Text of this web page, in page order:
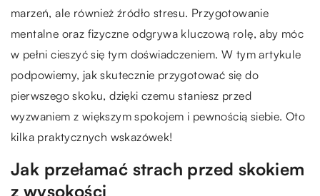
marzeń, ale również źródło stresu. Przygotowanie
mentalne oraz fizyczne odgrywa kluczową rolę, aby móc
w pełni cieszyć się tym doświadczeniem. W tym artykule
podpowiemy, jak skutecznie przygotować się do
pierwszego skoku, dzięki czemu staniesz przed
wyzwaniem z większym spokojem i pewnością siebie. Oto
kilka praktycznych wskazówek!
Jak przełamać strach przed skokiem
z wysokości